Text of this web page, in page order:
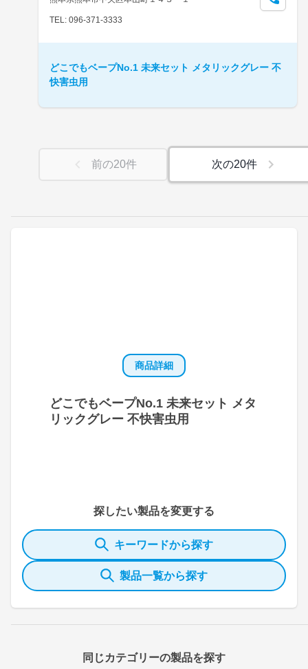
商品詳細
どこでもベープNo.1 未来セット メタ
リックグレー 不快害虫用
探したい製品を変更する
キーワードから探す
製品一覧から探す
同じカテゴリーの製品を探す
TEL: 096-371-3333
どこでもベープNo.1 未来セット メタリックグレー 不
快害虫用
前の20件 次の20件